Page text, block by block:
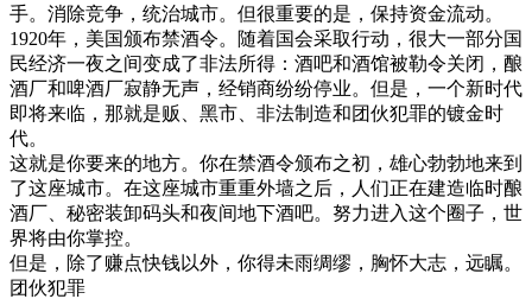
手。消除竞争，统治城市。但很重要的是，保持资金流动。
1920年，美国颁布禁酒令。随着国会采取行动，很大一部分国
民经济一夜之间变成了非法所得：酒吧和酒馆被勒令关闭，酿
酒厂和啤酒厂寂静无声，经销商纷纷停业。但是，一个新时代
即将来临，那就是贩、黑市、非法制造和团伙犯罪的镀金时
代。
这就是你要来的地方。你在禁酒令颁布之初，雄心勃勃地来到
了这座城市。在这座城市重重外墙之后，人们正在建造临时酿
酒厂、秘密装卸码头和夜间地下酒吧。努力进入这个圈子，世
界将由你掌控。
但是，除了赚点快钱以外，你得未雨绸缪，胸怀大志，远瞩。
团伙犯罪